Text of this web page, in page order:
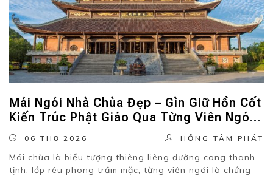
Mái Ngói Nhà Chùa Đẹp – Gìn Giữ Hồn Cốt
Kiến Trúc Phật Giáo Qua Từng Viên Ngói
Cổ
06 TH8 2026 HỒNG TÂM PHÁT
Mái chùa là biểu tượng thiêng liêng đường cong thanh
tịnh, lớp rêu phong trầm mặc, từng viên ngói là chứng